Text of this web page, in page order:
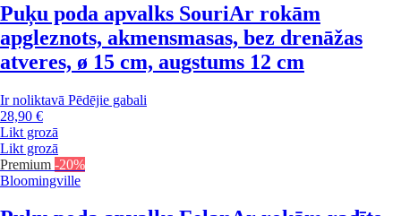
Puķu poda apvalks SouriAr rokām
apgleznots, akmensmasas, bez drenāžas
atveres, ø 15 cm, augstums 12 cm
Ir noliktavā Pēdējie gabali
28,90 €
Likt grozā
Likt grozā
Premium -20%
Bloomingville